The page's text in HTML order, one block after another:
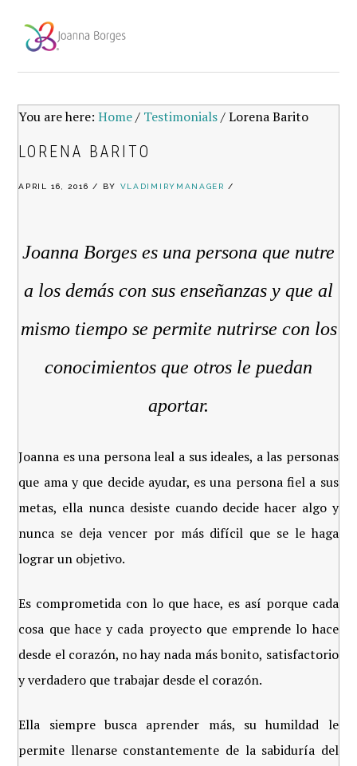
primary
navigation
main
content
footer
You are here:Home/ Testimonials/Lorena Barito
LORENA BARITO
APRIL 16, 2016 / BY VLADIMIRYMANAGER /
Joanna Borges es una persona que nutre
a los demás con sus enseñanzas y que al
mismo tiempo se permite nutrirse con los
conocimientos que otros le puedan
aportar.
Joanna es una persona leal a sus ideales, a las personas
que ama y que decide ayudar, es una persona fiel a sus
metas, ella nunca desiste cuando decide hacer algo y
nunca se deja vencer por más difícil que se le haga
lograr un objetivo.
Es comprometida con lo que hace, es así porque cada
cosa que hace y cada proyecto que emprende lo hace
desde el corazón, no hay nada más bonito, satisfactorio
y verdadero que trabajar desde el corazón.
Ella siempre busca aprender más, su humildad le
permite llenarse constantemente de la sabiduría del